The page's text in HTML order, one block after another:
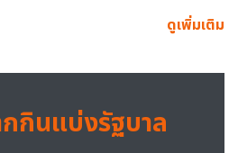
ดูเพิ่มเติม
กินแบ่งรัฐบาล